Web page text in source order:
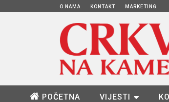
O NAMA KONTAKT MARKETING
POČETNA VIJESTI